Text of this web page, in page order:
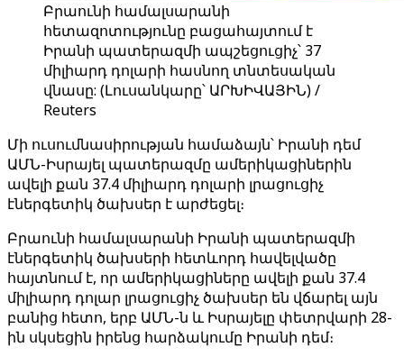
Բրաունի համալսարանի
հետազոտությունը բացահայտում է
Իրանի պատերազմի ապշեցուցիչ՝ 37
միլիարդ դոլարի հասնող տնտեսական
վնասը: (Լուսանկարը՝ ԱՐԽԻՎԱՅԻՆ) /
Reuters
Մի ուսումնասիրության համաձայն՝ Իրանի դեմ
ԱՄՆ-Իսրայել պատերազմը ամերիկացիներին
ավելի քան 37.4 միլիարդ դոլարի լրացուցիչ
էներգետիկ ծախսեր է արժեցել։
Բրաունի համալսարանի Իրանի պատերազմի
էներգետիկ ծախսերի հետևորդ հավելվածը
հայտնում է, որ ամերիկացիները ավելի քան 37.4
միլիարդ դոլար լրացուցիչ ծախսեր են վճարել այն
բանից հետո, երբ ԱՄՆ-ն և Իսրայելը փետրվարի 28-
ին սկսեցին իրենց հարձակումը Իրանի դեմ։